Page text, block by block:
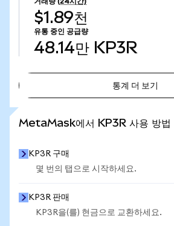
$1.89천
유통 중인 공급량
48.14만 KP3R
통계 더 보기
MetaMask에서 KP3R 사용 방법
KP3R 구매
몇 번의 탭으로 시작하세요.
KP3R 판매
KP3R을(를) 현금으로 교환하세요.